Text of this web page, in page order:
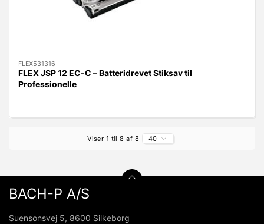
FLEX531316
FLEX JSP 12 EC-C – Batteridrevet Stiksav til
Professionelle
Viser 1 til 8 af 8 40
BACH-P A/S
Suensonsvej 5, 8600 Silkeborg